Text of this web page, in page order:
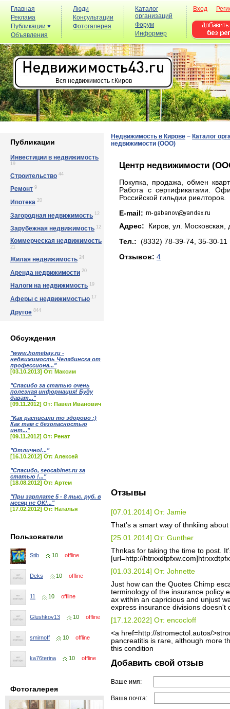
Главная
Реклама
Публикации
Объявления
Люди
Консультации
Фотогалерея
Каталог
организаций
Форум
Информер
Вход
Вся недвижимость г.Киров
Публикации
Инвестиции в недвижимость
19
Строительство 44
Ремонт 9
Ипотека 20
Загородная недвижимость 12
Зарубежная недвижимость 12
Коммерческая недвижимость
21
Жилая недвижимость 24
Аренда недвижимости 20
Налоги на недвижимость 19
Аферы с недвижимостью 17
Другое 844
Обсуждения
"www.homebay.ru -
недвижимость Челябинска от
профессиона..."
[03.10.2013] От: Максим
"Спасибо за статью очень
полезная информация! Буду
дават..."
[09.11.2012] От: Павел Иванович
"Как расписали то здорово :)
Как там с безопасностью
инт..."
[09.11.2012] От: Ренат
"Отлично!..."
[16.10.2012] От: Алексей
"Спасибо, seocabinet.ru за
статью !..."
[18.08.2012] От: Артем
"При зарплате 5 - 8 тыс. руб. в
месяц не ОК!..."
[17.02.2012] От: Наталья
Пользователи
Stib 10 offline
Deks 10 offline
11 10 offline
Glushkov13 10 offline
smirnoff 10 offline
ka76terina 10 offline
Фотогалерея
Недвижимость в Кирове − Каталог
недвижимости (ООО)
Центр недвижимости
Покупка, продажа, обмен
Работа с сертификатами.
Российской гильдии риелторов.
E-mail:
Адрес: Киров, yл. Мocкoвcкaя,
Тел.: (8332) 78-39-74, 35-30-11
Отзывов: 4
Отзывы
[07.01.2014] От: Jamie
That's a smart way of thnkiing about
[25.01.2014] От: Gunther
Thnkas for taking the time to post.
[url=http://
[01.03.2014] От: Johnette
Just how can the Quotes Chimp
terminology of the insurance policy
ax within an capricious and unjust
express insurance divisions doesn't
[17.12.2022] От: encocloff
<a href=http://stromectol.autos/
pancreatitis is rare, although more
this condition
Добавить свой отзыв
Ваше имя:
Ваша почта: